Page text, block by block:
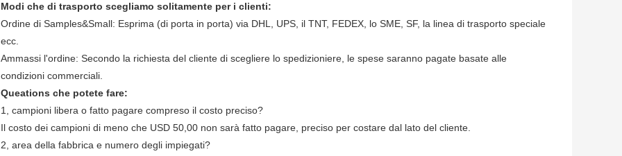
Modi che di trasporto scegliamo solitamente per i clienti:
Ordine di Samples&Small: Esprima (di porta in porta) via DHL, UPS, il TNT, FEDEX, lo SME, SF, la linea di trasporto speciale
ecc.
Ammassi l'ordine: Secondo la richiesta del cliente di scegliere lo spedizioniere, le spese saranno pagate basate alle
condizioni commerciali.
Queations che potete fare:
1, campioni libera o fatto pagare compreso il costo preciso?
Il costo dei campioni di meno che USD 50,00 non sarà fatto pagare, preciso per costare dal lato del cliente.
2, area della fabbrica e numero degli impiegati?